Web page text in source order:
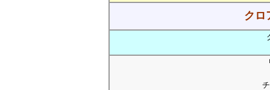
クロ